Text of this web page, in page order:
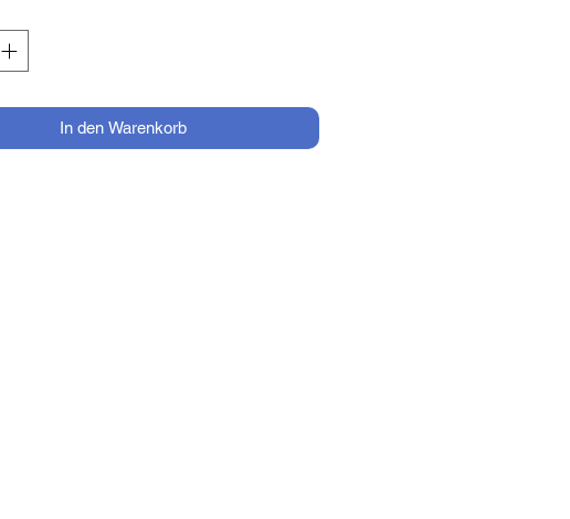
In den Warenkorb